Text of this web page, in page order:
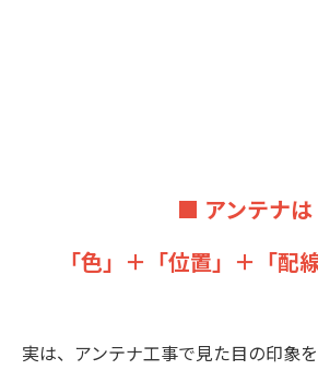
■ アンテナは
「色」＋「位置」＋「配
実は、アンテナ工事で見た目の印象